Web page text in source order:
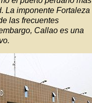
La imponente Fortaleza
las frecuentes
Callao es una